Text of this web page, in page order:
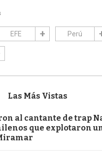
EFE Perú
Las Más Vistas
al cantante de trap
que explotaron